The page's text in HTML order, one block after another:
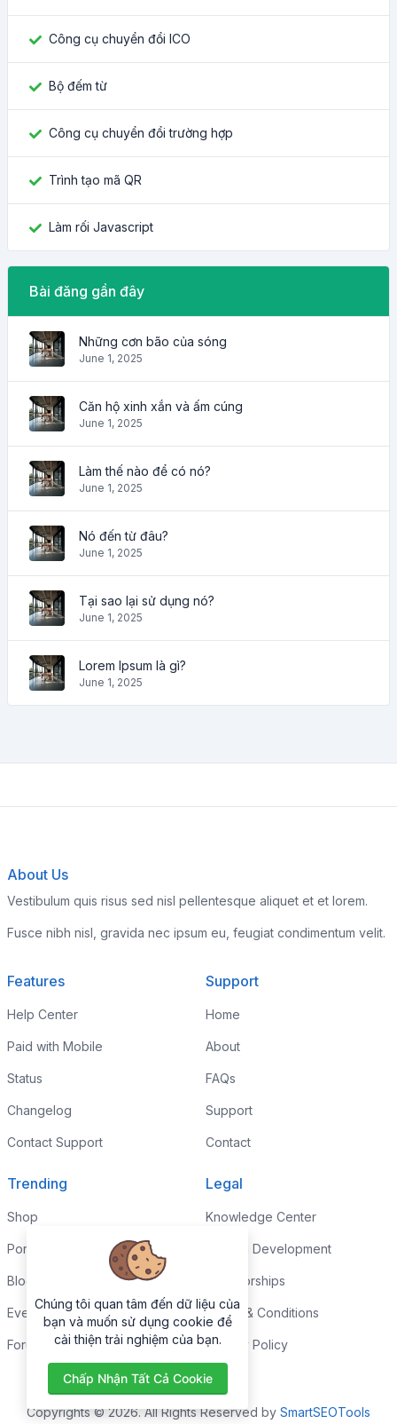
Công cụ chuyển đổi ICO
Bộ đếm từ
Công cụ chuyển đổi trường hợp
Trình tạo mã QR
Làm rối Javascript
Bài đăng gần đây
Những cơn bão của sóng
June 1, 2025
Căn hộ xinh xắn và ấm cúng
June 1, 2025
Làm thế nào để có nó?
June 1, 2025
Nó đến từ đâu?
June 1, 2025
Tại sao lại sử dụng nó?
June 1, 2025
Lorem Ipsum là gì?
June 1, 2025
About Us
Vestibulum quis risus sed nisl pellentesque aliquet et et lorem.
Fusce nibh nisl, gravida nec ipsum eu, feugiat condimentum velit.
Features
Help Center
Paid with Mobile
Status
Changelog
Contact Support
Support
Home
About
FAQs
Support
Contact
Trending
Shop
Portfolio
Blog
Events
Forums
Legal
Knowledge Center
Custom Development
Sponsorships
Terms & Conditions
Privacy Policy
Copyrights © 2026. All Rights Reserved by SmartSEOTools
Chúng tôi quan tâm đến dữ liệu của
bạn và muốn sử dụng cookie để
cải thiện trải nghiệm của bạn.
Chấp Nhận Tất Cả Cookie